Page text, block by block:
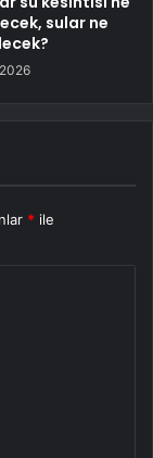
sular ne
* ile